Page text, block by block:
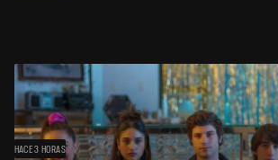
HACE 3 HORAS